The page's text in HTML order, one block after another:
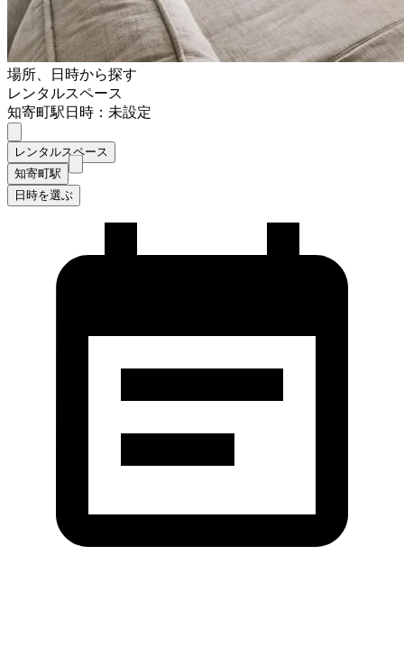
場所、日時から探す
レンタルスペース
知寄町駅日時：未設定
レンタルスペース
知寄町駅
日時を選ぶ